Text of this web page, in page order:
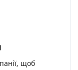
щоб